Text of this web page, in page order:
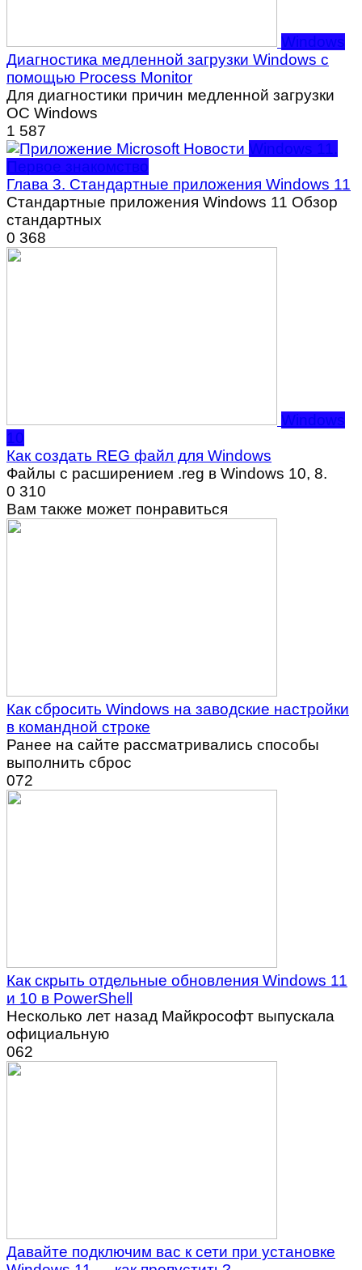
Windows
Диагностика медленной загрузки Windows с
помощью Process Monitor
Для диагностики причин медленной загрузки
ОС Windows
1 587
Windows 11.
Первое знакомство
Глава 3. Стандартные приложения Windows 11
Стандартные приложения Windows 11 Обзор
стандартных
0 368
Windows
10
Как создать REG файл для Windows
Файлы с расширением .reg в Windows 10, 8.
0 310
Вам также может понравиться
Как сбросить Windows на заводские настройки
в командной строке
Ранее на сайте рассматривались способы
выполнить сброс
072
Как скрыть отдельные обновления Windows 11
и 10 в PowerShell
Несколько лет назад Майкрософт выпускала
официальную
062
Давайте подключим вас к сети при установке